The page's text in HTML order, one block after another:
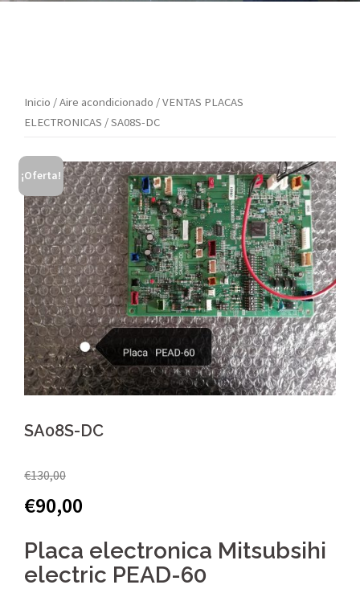
Inicio /Aire acondicionado /VENTAS PLACAS
ELECTRONICAS / SA08S-DC
¡Oferta!
SA08S-DC
€130,00
€90,00
Placa electronica Mitsubsihi
electric PEAD-60